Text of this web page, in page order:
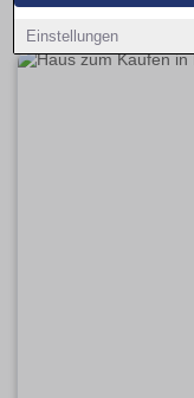
Einstellungen